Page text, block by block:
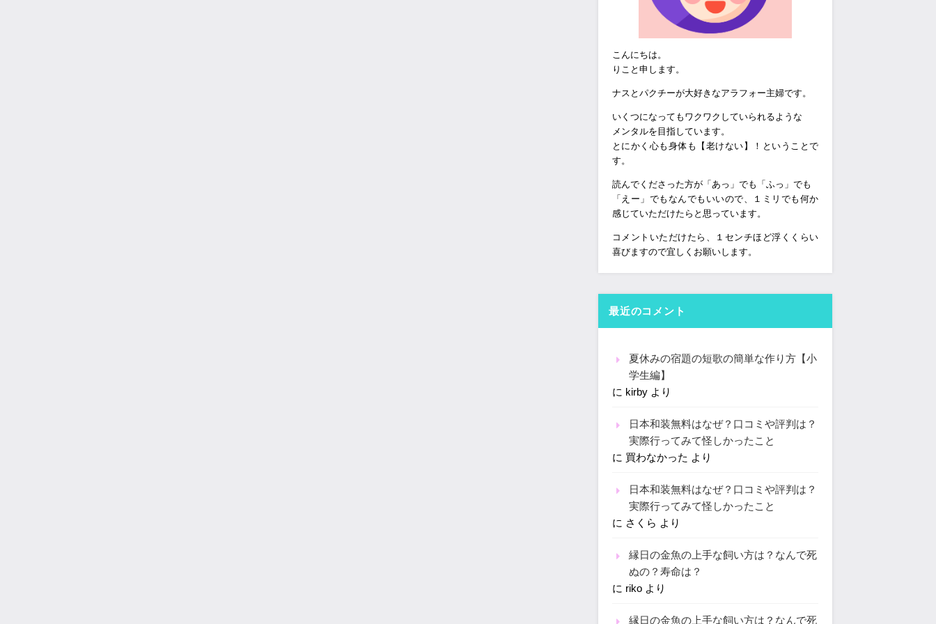
こんにちは。
りこと申します。
ナスとパクチーが大好きなアラフォー主婦です。
いくつになってもワクワクしていられるような
メンタルを目指しています。
とにかく心も身体も【老けない】！ということで
す。
読んでくださった方が「あっ」でも「ふっ」でも
「えー」でもなんでもいいので、１ミリでも何か
感じていただけたらと思っています。
コメントいただけたら、１センチほど浮くくらい
喜びますので宜しくお願いします。
最近のコメント
夏休みの宿題の短歌の簡単な作り方【小
学生編】
に kirby より
日本和装無料はなぜ？口コミや評判は？
実際行ってみて怪しかったこと
に 買わなかった より
日本和装無料はなぜ？口コミや評判は？
実際行ってみて怪しかったこと
に さくら より
縁日の金魚の上手な飼い方は？なんで死
ぬの？寿命は？
に riko より
縁日の金魚の上手な飼い方は？なんで死